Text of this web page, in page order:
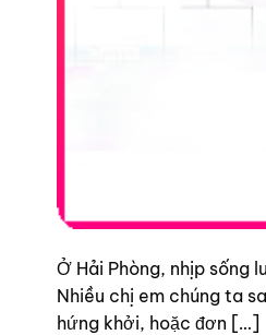
Ở Hải Phòng, nhịp sống
Nhiều chị em chúng ta
hứng khởi, hoặc đơn […]